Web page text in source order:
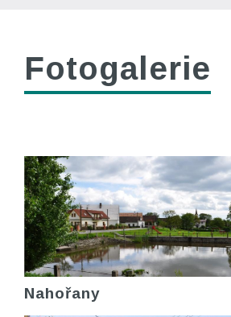
Fotogalerie
Nahořany